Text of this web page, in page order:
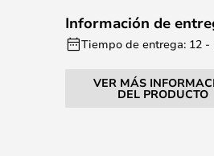
Información de
Tiempo de entrega: 12
VER MÁS
DEL PRODUCTO